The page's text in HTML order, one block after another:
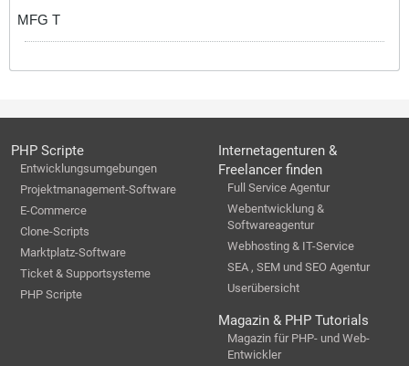
MFG T
PHP Scripte
Entwicklungsumgebungen
Projektmanagement-Software
E-Commerce
Clone-Scripts
Marktplatz-Software
Ticket & Supportsysteme
PHP Scripte
Internetagenturen &
Freelancer finden
Full Service Agentur
Webentwicklung &
Softwareagentur
Webhosting & IT-Service
SEA , SEM und SEO Agentur
Userübersicht
Magazin & PHP Tutorials
Magazin für PHP- und Web-
Entwickler